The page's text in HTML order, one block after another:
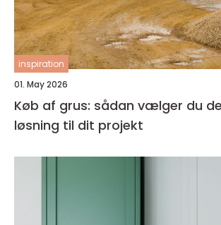
inspiration
01. May 2026
Køb af grus: sådan vælger du
løsning til dit projekt